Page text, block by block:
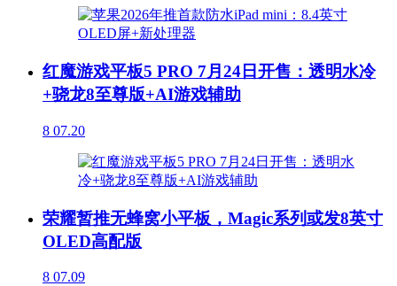
红魔游戏平板5 PRO 7月24日开售：透明水冷
+骁龙8至尊版+AI游戏辅助
8 07.20
荣耀暂推无蜂窝小平板，Magic系列或发8英寸
OLED高配版
8 07.09